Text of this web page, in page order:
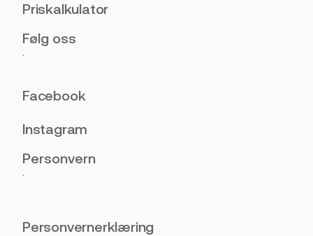
Priskalkulator
Følg oss
.
Facebook
Instagram
Personvern
.
Personvernerklæring